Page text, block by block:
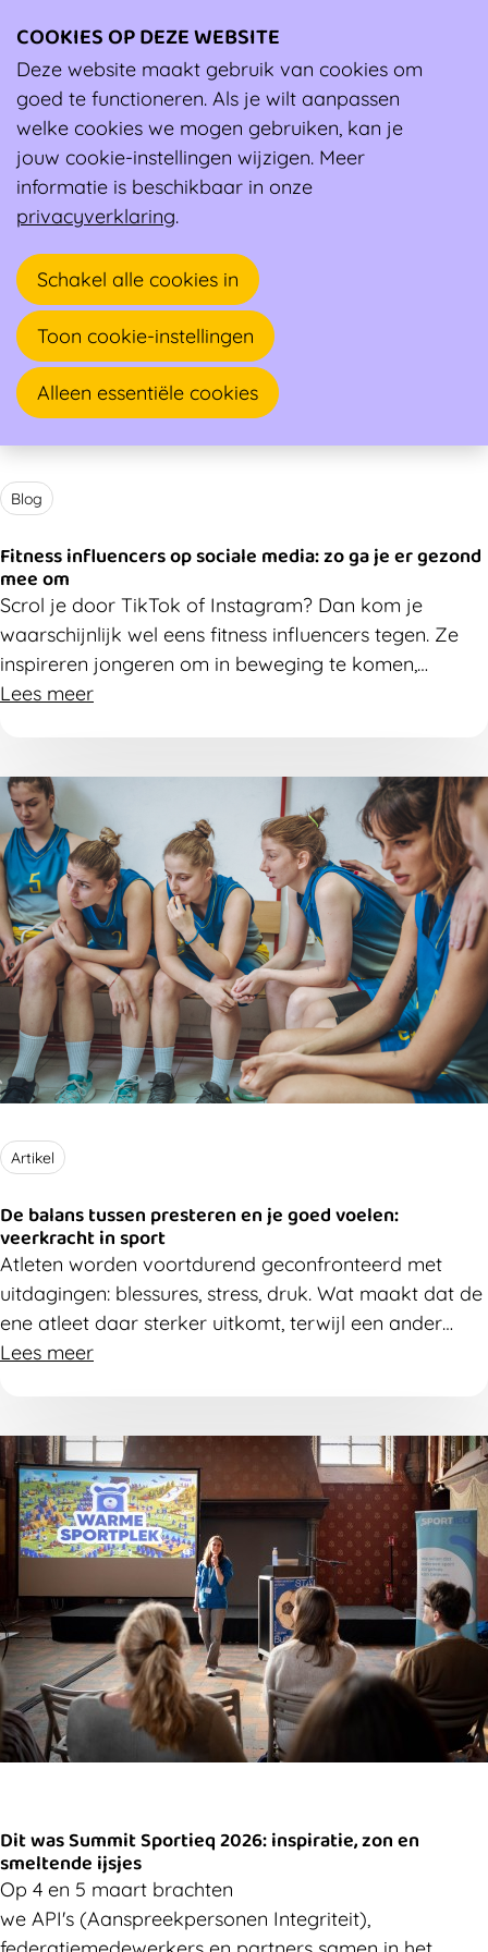
Wiki Berichten over Mentaal welzijn
Blog
Fitness influencers op sociale media: zo ga je er gezond
mee om
Scrol je door TikTok of Instagram? Dan kom je
waarschijnlijk wel eens fitness influencers tegen. Ze
inspireren jongeren om in beweging te komen,
oefeningen uit te proberen en meer bezig te zijn met
media liggen en hoe je ervoor kan zorgen dat ze
vooral een positieve invloed hebben op jongeren.
Lees meer
Artikel
De balans tussen presteren en je goed voelen:
veerkracht in sport
Atleten worden voortdurend geconfronteerd met
uitdagingen: blessures, stress, druk. Wat maakt dat de
ene atleet daar sterker uitkomt, terwijl een ander
vastloopt? Het antwoord ligt vaak in
Lees meer
Dit was Summit Sportieq 2026: inspiratie, zon en
smeltende ijsjes
Op 4 en 5 maart brachten
we API's (Aanspreekpersonen Integriteit),
COOKIES OP DEZE WEBSITE
Deze website maakt gebruik van cookies om
goed te functioneren. Als je wilt aanpassen
welke cookies we mogen gebruiken, kan je
jouw cookie-instellingen wijzigen. Meer
informatie is beschikbaar in onze
privacyverklaring.
Schakel alle cookies in
Toon cookie-instellingen
Alleen essentiële cookies